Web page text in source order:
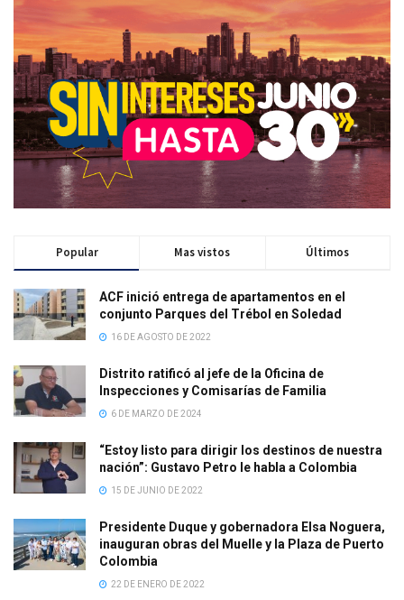
Popular Mas vistos Últimos
ACF inició entrega de apartamentos en el
conjunto Parques del Trébol en Soledad
16 DE AGOSTO DE 2022
Distrito ratificó al jefe de la Oficina de
Inspecciones y Comisarías de Familia
6 DE MARZO DE 2024
“Estoy listo para dirigir los destinos de nuestra
nación”: Gustavo Petro le habla a Colombia
15 DE JUNIO DE 2022
Presidente Duque y gobernadora Elsa Noguera,
inauguran obras del Muelle y la Plaza de Puerto
Colombia
22 DE ENERO DE 2022